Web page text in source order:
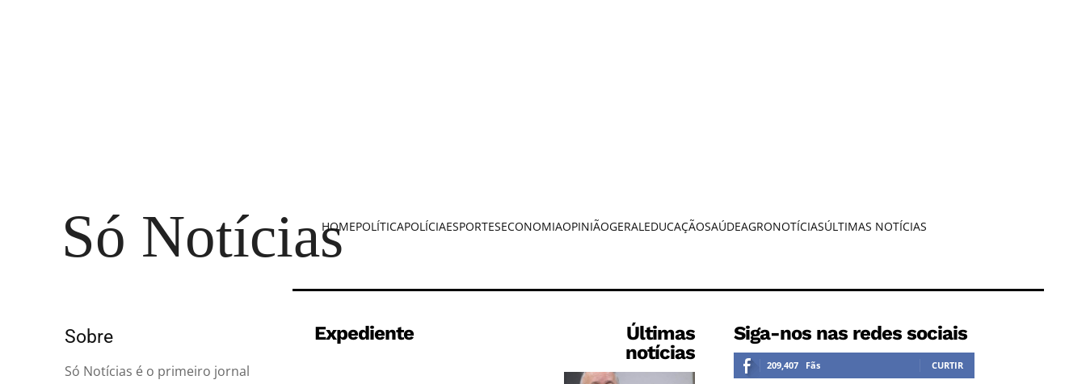
Só Notícias
HOMEPOLÍTICAPOLÍCIAESPORTESECONOMIAOPINIÃOGERALEDUCAÇÃOSAÚDEAGRONOTÍCIASÚLTIMAS NOTÍCIAS
Sobre
Só Notícias é o primeiro jornal
Expediente
Últimas
notícias
Siga-nos nas redes sociais
209,407 Fãs CURTIR